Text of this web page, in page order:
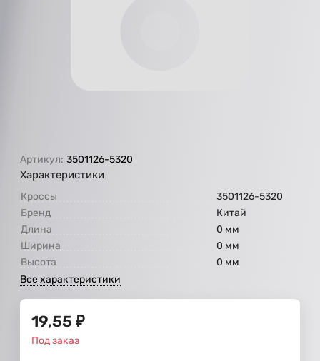
Артикул: 3501126-5320
Характеристики
Кроссы
3501126-5320
Бренд
Китай
Длина
0 мм
Ширина
0 мм
Высота
0 мм
Все характеристики
19,55 ₽
Под заказ